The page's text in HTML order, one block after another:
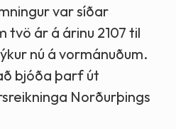
var síðar
tvö ár á árinu 2107 til
nú á vormánuðum.
bjóða þarf út
Norðurþings